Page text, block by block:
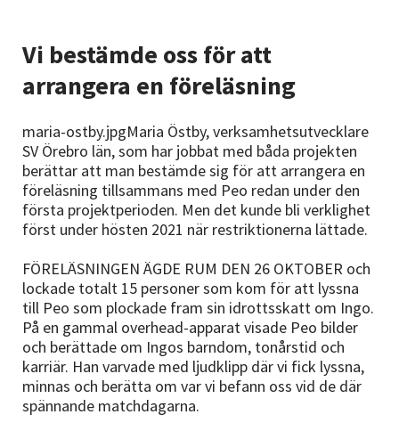
Vi bestämde oss för att
arrangera en föreläsning
maria-ostby.jpgMaria Östby, verksamhetsutvecklare
SV Örebro län, som har jobbat med båda projekten
berättar att man bestämde sig för att arrangera en
föreläsning tillsammans med Peo redan under den
första projektperioden. Men det kunde bli verklighet
först under hösten 2021 när restriktionerna lättade.
FÖRELÄSNINGEN ÄGDE RUM DEN 26 OKTOBER och
lockade totalt 15 personer som kom för att lyssna
till Peo som plockade fram sin idrottsskatt om Ingo.
På en gammal overhead-apparat visade Peo bilder
och berättade om Ingos barndom, tonårstid och
karriär. Han varvade med ljudklipp där vi fick lyssna,
minnas och berätta om var vi befann oss vid de där
spännande matchdagarna.